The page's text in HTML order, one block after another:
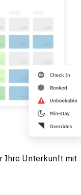
Ihre Unterkunft mit